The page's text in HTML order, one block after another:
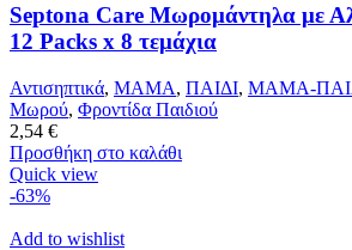
Septona Care Μωρομάντηλα με
12 Packs x 8 τεμάχια
Αντισηπτικά, ΜΑΜΑ, ΠΑΙΔΙ, ΜΑΜΑ-
Μωρού, Φροντίδα Παιδιού
2,54 €
Προσθήκη στο καλάθι
Quick view
-63%
Add to wishlist